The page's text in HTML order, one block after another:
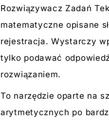
Rozwiązywacz Zadań
matematyczne opisane
rejestracja. Wystarczy
tylko podawać
rozwiązaniem.
To narzędzie oparte na
arytmetycznych po